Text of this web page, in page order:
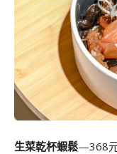
生菜乾杯蝦鬆—368